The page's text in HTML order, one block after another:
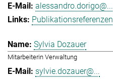
alessandro.dorigo@...
Publikationsreferenzen
Sylvia Dozauer
Mitarbeiterin Verwaltung
sylvie.dozauer@...